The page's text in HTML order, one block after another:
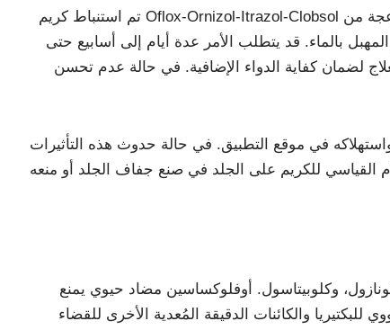
تم استنباط كريم Oflox-Ornizol-Itrazol-Clobsol للتو للاستخدام الخارجي ويجب استخدامه حسب طلب أخصائي الفكر الأساسي. يجب وضع طبقة غير مزعجة من
بالماء. قد يتطلب الأمر عدة أيام إلى أسابيع حتى
لضمان كفاية الدواء الإضافية. في حالة عدم تحسن
في موقع التطبيق. في حالة حدوث هذه التأثيرات
وكلوبيتاسول. أوفلوكساسين مضاد حيوي يمنع
والكائنات الدقيقة المُعدية الأخرى للقضاء